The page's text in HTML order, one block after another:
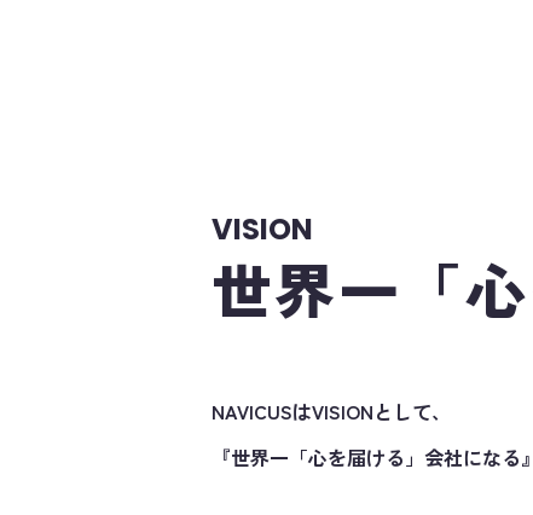
VISION
世界一「
NAVICUSはVISIONとして、
『世界一「心を届ける」会社になる